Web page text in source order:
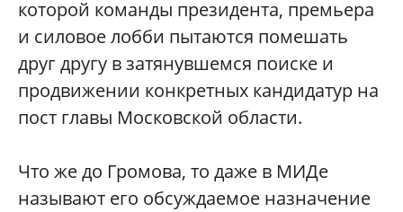
которой команды президента, премьера
и силовое лобби пытаются помешать
друг другу в затянувшемся поиске и
продвижении конкретных кандидатур на
пост главы Московской области.
Что же до Громова, то даже в МИДе
называют его обсуждаемое назначение